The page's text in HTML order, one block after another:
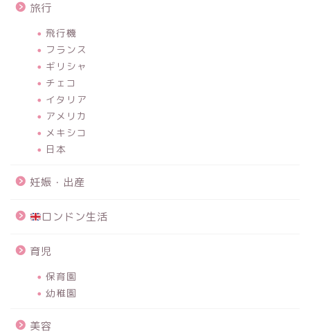
旅行
飛行機
フランス
ギリシャ
チェコ
イタリア
アメリカ
メキシコ
日本
妊娠・出産
ロンドン生活
育児
保育園
幼稚園
美容